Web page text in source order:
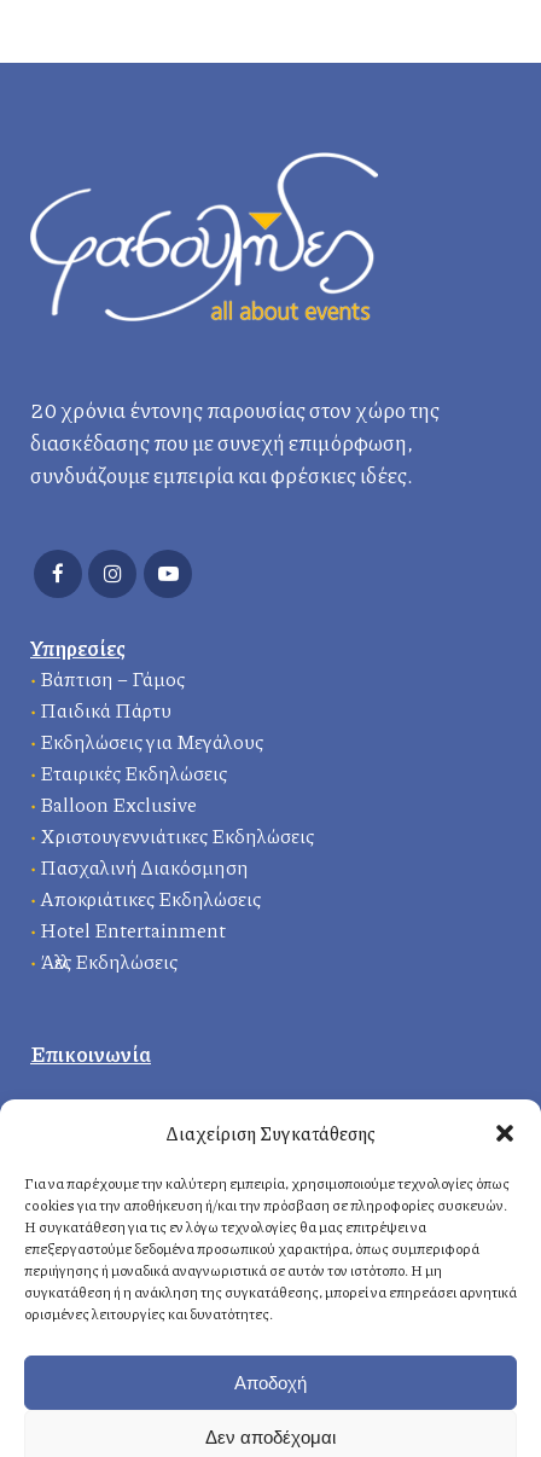
Διαχείριση Συγκατάθεσης
Για να παρέχουμε την καλύτερη εμπειρία, χρησιμοποιούμε τεχνολογίες όπως
cookies για την αποθήκευση ή/και την πρόσβαση σε πληροφορίες συσκευών.
Η συγκατάθεση για τις εν λόγω τεχνολογίες θα μας επιτρέψει να
επεξεργαστούμε δεδομένα προσωπικού χαρακτήρα, όπως συμπεριφορά
περιήγησης ή μοναδικά αναγνωριστικά σε αυτόν τον ιστότοπο. Η μη
συγκατάθεση ή η ανάκληση της συγκατάθεσης, μπορεί να επηρεάσει αρνητικά
ορισμένες λειτουργίες και δυνατότητες.
Αποδοχή
Δεν αποδέχομαι
20 χρόνια έντονης παρουσίας στον χώρο της
διασκέδασης που με συνεχή επιμόρφωση,
συνδυάζουμε εμπειρία και φρέσκιες ιδέες.
Υπηρεσίες
• Βάπτιση – Γάμος
• Παιδικά Πάρτυ
• Εκδηλώσεις για Μεγάλους
• Εταιρικές Εκδηλώσεις
• Balloon Exclusive
• Χριστουγεννιάτικες Εκδηλώσεις
• Πασχαλινή Διακόσμηση
•Αποκριάτικες Εκδηλώσεις
• Hotel Entertainment
• Άλλες Εκδηλώσεις
Επικοινωνία
Δερβενακίων 1, 14121 Ηράκλειο
Αττική, Ελλάδα
Αθήνα: +30 210 8814876
Κρήτη: +30 2810 258703
: info@fasoulides.gr